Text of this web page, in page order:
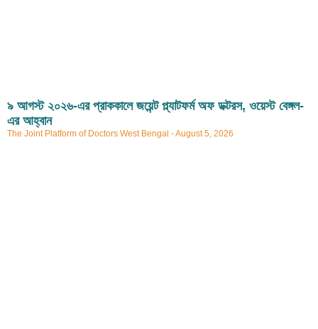
৯ আগস্ট ২০২৬-এর প্রাককালে জয়েন্ট প্ল্যাটফর্ম অফ ডক্টরস, ওয়েস্ট বেঙ্গল-
এর আহ্বান
The Joint Platform of Doctors West Bengal August 5, 2026